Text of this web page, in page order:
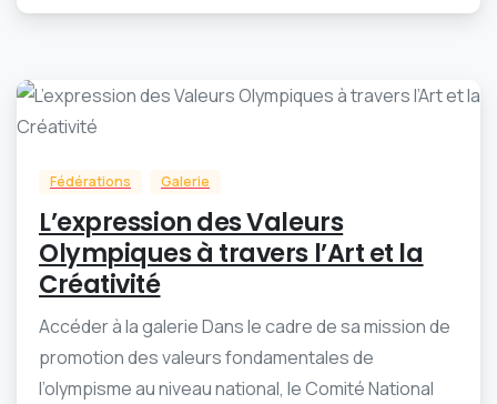
0 -
Fédérations Galerie
L’expression des Valeurs
Olympiques à travers l’Art et la
Créativité
Accéder à la galerie Dans le cadre de sa mission de
promotion des valeurs fondamentales de
l’olympisme au niveau national, le Comité National